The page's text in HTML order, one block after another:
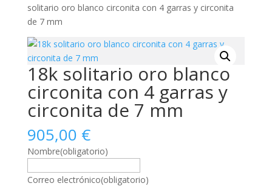
solitario oro blanco circonita con 4 garras y circonita
de 7 mm
18k solitario oro blanco
circonita con 4 garras y
circonita de 7 mm
905,00 €
Nombre(obligatorio)
Correo electrónico(obligatorio)